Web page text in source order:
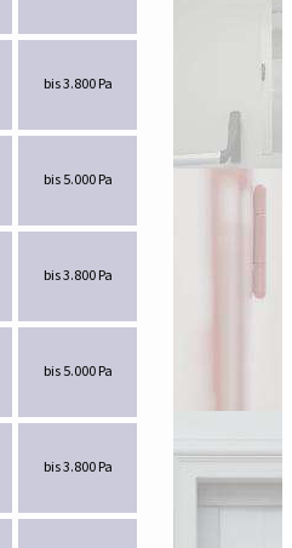
bis 3.800 Pa
bis 5.000 Pa
bis 3.800 Pa
bis 5.000 Pa
bis 3.800 Pa